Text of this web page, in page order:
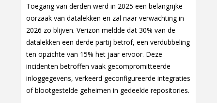
Toegang van derden werd in 2025 een belangrijke
oorzaak van datalekken en zal naar verwachting in
2026 zo blijven. Verizon meldde dat 30% van de
datalekken een derde partij betrof, een verdubbeling
ten opzichte van 15% het jaar ervoor. Deze
incidenten betroffen vaak gecompromitteerde
inloggegevens, verkeerd geconfigureerde integraties
of blootgestelde geheimen in gedeelde repositories.